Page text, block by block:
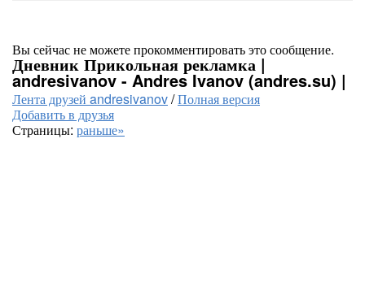
Вы сейчас не можете прокомментировать это сообщение.
Дневник Прикольная рекламка |
andresivanov - Andres Ivanov (andres.su) |
Лента друзей andresivanov/Полная версия
Добавить в друзья
Страницы: раньше»